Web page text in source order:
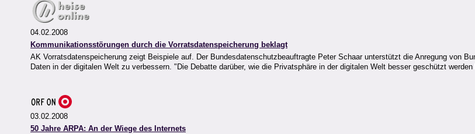
04.02.2008
Kommunikationsstörungen durch die Vorratsdatenspeicherung beklagt
AK Vorratsdatenspeicherung zeigt Beispiele auf. Der Bundesdatenschutzbeauftragte Peter Schaar unterstützt die Anregung von
Daten in der digitalen Welt zu verbessern. "Die Debatte darüber, wie die Privatsphäre in der digitalen Welt besser geschützt
03.02.2008
50 Jahre ARPA: An der Wiege des Internets